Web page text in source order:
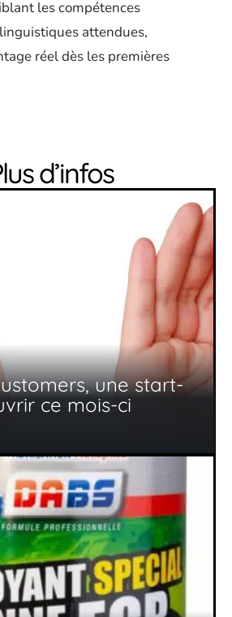
les compétences
attendues,
réel dès les premières
d’infos
une start-
ce mois-ci